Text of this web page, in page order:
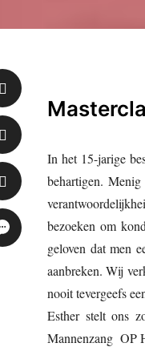
In het 15-jarige
behartigen.
bezoeken om
geloven dat men
aanbreken. Wij
nooit tevergeefs
Esther stelt ons
Mannenzang OP